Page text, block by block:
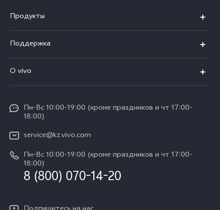
Продукты
V40
V30 5G
Y100
Y28
Y18
Y17s
Поддержка
Сервисные центры
Funtouch OS
IMEI аутентификация
Обновление системы
Запрос хода ремонта
Инструкции по гарантии vivo
O vivo
Пресс-центр
Карьера в vivo
Юридическая информация
О нас
Пн-Вс 10:00-19:00 (кроме праздников и чт 17:00-
18:00)
service@kz.vivo.com
Пн-Вс 10:00-19:00 (кроме праздников и чт 17:00-
18:00)
8 (800) 070-14-20